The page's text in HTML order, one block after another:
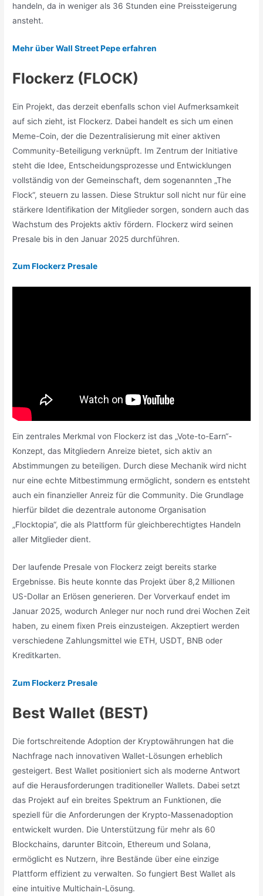
handeln, da in weniger als 36 Stunden eine Preissteigerung
ansteht.
Mehr über Wall Street Pepe erfahren
Flockerz (FLOCK)
Ein Projekt, das derzeit ebenfalls schon viel Aufmerksamkeit
auf sich zieht, ist Flockerz. Dabei handelt es sich um einen
Meme-Coin, der die Dezentralisierung mit einer aktiven
Community-Beteiligung verknüpft. Im Zentrum der Initiative
steht die Idee, Entscheidungsprozesse und Entwicklungen
vollständig von der Gemeinschaft, dem sogenannten „The
Flock“, steuern zu lassen. Diese Struktur soll nicht nur für eine
stärkere Identifikation der Mitglieder sorgen, sondern auch das
Wachstum des Projekts aktiv fördern. Flockerz wird seinen
Presale bis in den Januar 2025 durchführen.
Zum Flockerz Presale
Ein zentrales Merkmal von Flockerz ist das „Vote-to-Earn“-
Konzept, das Mitgliedern Anreize bietet, sich aktiv an
Abstimmungen zu beteiligen. Durch diese Mechanik wird nicht
nur eine echte Mitbestimmung ermöglicht, sondern es entsteht
auch ein finanzieller Anreiz für die Community. Die Grundlage
hierfür bildet die dezentrale autonome Organisation
„Flocktopia“, die als Plattform für gleichberechtigtes Handeln
aller Mitglieder dient.
Der laufende Presale von Flockerz zeigt bereits starke
Ergebnisse. Bis heute konnte das Projekt über 8,2 Millionen
US-Dollar an Erlösen generieren. Der Vorverkauf endet im
Januar 2025, wodurch Anleger nur noch rund drei Wochen Zeit
haben, zu einem fixen Preis einzusteigen. Akzeptiert werden
verschiedene Zahlungsmittel wie ETH, USDT, BNB oder
Kreditkarten.
Zum Flockerz Presale
Best Wallet (BEST)
Die fortschreitende Adoption der Kryptowährungen hat die
Nachfrage nach innovativen Wallet-Lösungen erheblich
gesteigert. Best Wallet positioniert sich als moderne Antwort
auf die Herausforderungen traditioneller Wallets. Dabei setzt
das Projekt auf ein breites Spektrum an Funktionen, die
speziell für die Anforderungen der Krypto-Massenadoption
entwickelt wurden. Die Unterstützung für mehr als 60
Blockchains, darunter Bitcoin, Ethereum und Solana,
ermöglicht es Nutzern, ihre Bestände über eine einzige
Plattform effizient zu verwalten. So fungiert Best Wallet als
eine intuitive Multichain-Lösung.